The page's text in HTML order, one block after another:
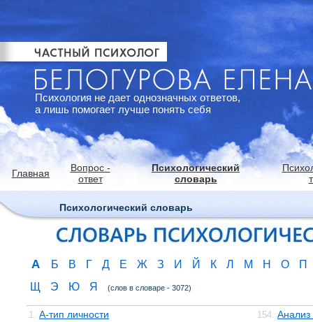
Психология не дает однозначных ответов,
а лишь помогает лучше понять себя
Главная
Вопрос -
ответ
Психологический
словарь
Психологический словарь
А Б В Г Д Е Ж З И Й К Л М Н О
П
Щ
Э Ю Я (слов в словаре - 3072)
1. А-тип личности 154. Анализ